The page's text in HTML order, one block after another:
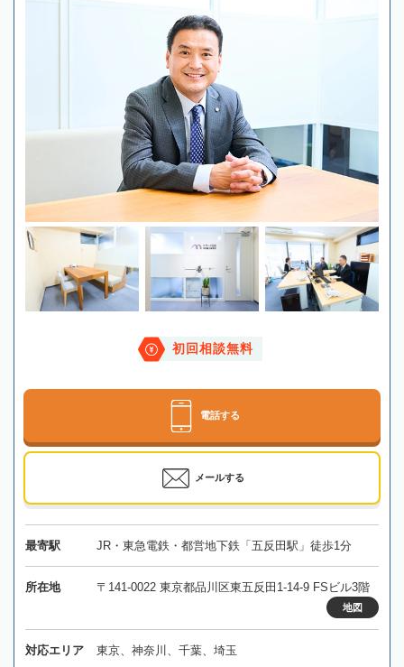
初回相談無料
電話する
メールする
最寄駅 JR・東急電鉄・都営地下鉄「五反田駅」徒歩1分
所在地 〒141-0022 東京都品川区東五反田1-14-9 FSビル3階
地図
対応エリア 東京、神奈川、千葉、埼玉